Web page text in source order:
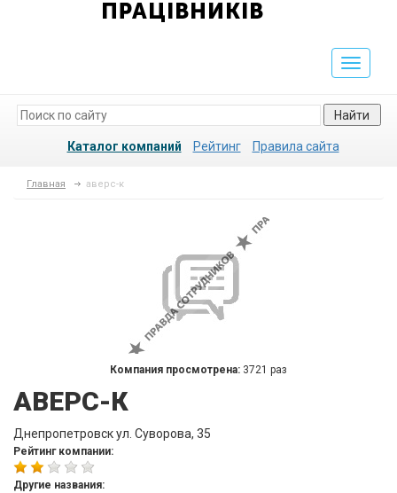
Toggle
Найти
Каталог компаний Рейтинг Правила сайта
Главная аверс-к
Компания просмотрена: 3721 раз
АВЕРС-К
Днепропетровск ул. Суворова, 35
Рейтинг компании:
Другие названия: